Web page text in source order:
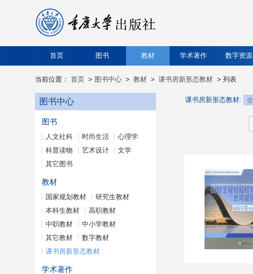
首页 图书 教材 学术著作 数字资源
当前位置： 首页 > 图书中心 > 教材 > 课书房新形态教材 > 列表
图书中心
图书
人文社科 时尚生活
心理学
科普读物
艺术设计
文学
其它图书
教材
国家规划教材
研究生教材
本科生教材
高职教材
中职教材
中小学教材
其它教材
数字教材
课书房新形态教材
学术著作
课书房新形态教材: